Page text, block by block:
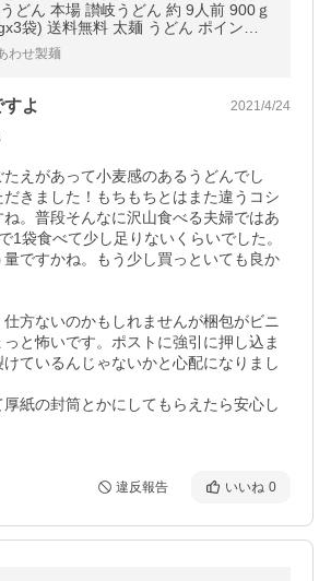
どん 本場 讃岐うどん 約 9人前 900ｇ
袋) 送料無料 太麺 うどん ポイント
試し商品 サンプル しあわせ製麺 shia
わせ製麺
よ 2021/4/24
たえがあって小麦感のあるうどんでし
きました！もちもちとはまた違うコシ
。普段そんなに沢山食べる夫婦ではあ
1袋食べて少し足りないくらいでした。
量ですかね。もう少し買っといても良か
方ないのかもしれませんが梱包がビニ
と怖いです。ポストに強引に押し込ま
ているんじゃないかと心配になりまし
紙の封筒とかにしてもらえたら安心し
違反報告 いいね 0